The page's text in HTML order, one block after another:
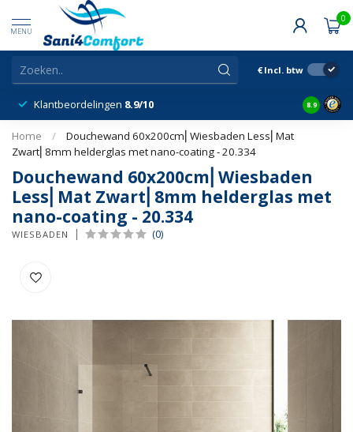
MENU
0
€ Incl. btw
Klantbeordelingen 8.9/10 8.9
Home /
Douchewand 60x200cm⎢Wiesbaden Less⎢Mat
Zwart⎢8mm helderglas met nano-coating - 20.334
Douchewand 60x200cm⎢Wiesbaden
Less⎢Mat Zwart⎢8mm helderglas met
nano-coating - 20.334
WIESBADEN (0)